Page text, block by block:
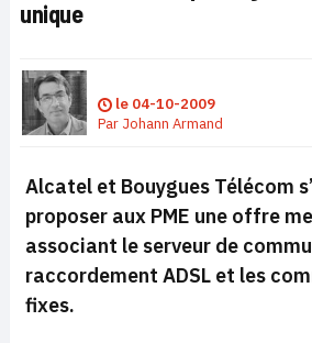
unique
le 04-10-2009
Par Johann Armand
Alcatel et Bouygues Télécom
proposer aux PME une offre
associant le serveur de
raccordement ADSL et les
fixes.